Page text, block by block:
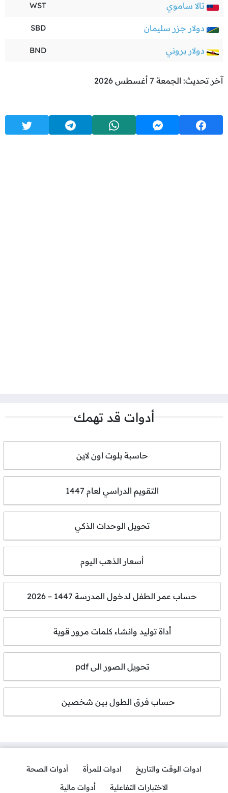
تالا ساموي WST
دولار جزر سليمان SBD
دولار بروني BND
آخر تحديث: الجمعة 7 أغسطس 2026
أدوات قد تهمك
حاسبة بلوت اون لاين
التقويم الدراسي لعام 1447
تحويل الوحدات الذكي
أسعار الذهب اليوم
حساب عمر الطفل لدخول المدرسة 1447 – 2026
أداة توليد وانشاء كلمات مرور قوية
تحويل الصور الى pdf
حساب فرق الطول بين شخصين
ادوات الوقت والتاريخ ادوات للمرأة
أدوات الصحة
الاختبارات التفاعلية
أدوات مالية